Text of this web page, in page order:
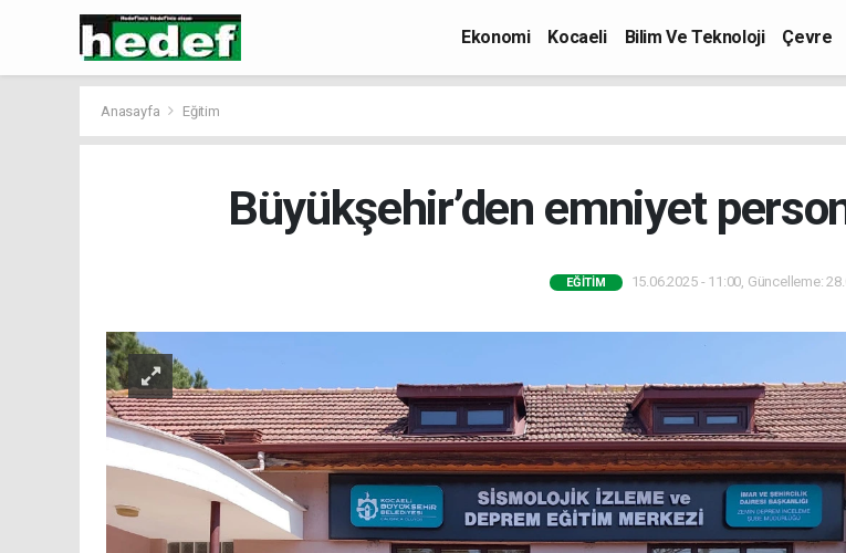
Ekonomi Kocaeli Bilim Ve Teknoloji Çevre
Anasayfa Eğitim
Büyükşehir’den emniyet
EĞITIM 15.06.2025 - 11:00, Güncelleme: